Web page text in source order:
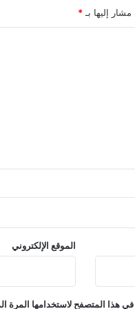
مشار إليها بـ *
الموقع الإلكتروني
هذا المتصفح لاستخدامها المرة